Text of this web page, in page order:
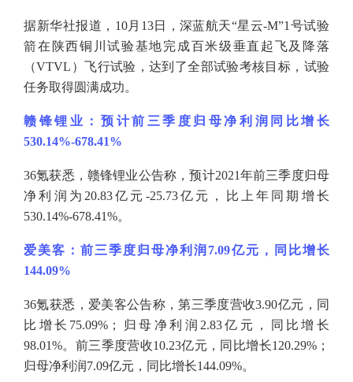
据新华社报道， 10月13日，深蓝航天“星云-M”1号试验
箭在陕西铜川试验基地完成百米级垂直起飞及降落
（VTVL）飞行试验，达到了全部试验考核目标，试验
任务取得圆满成功。
赣锋锂业：预计前三季度归母净利润同比增长
530.14%-678.41%
36氪获悉，赣锋锂业公告称，预计2021年前三季度归母
净利润为20.83亿元-25.73亿元，比上年同期增长
530.14%-678.41%。
爱美客：前三季度归母净利润 7.09亿元，同比增长
144.09%
36氪获悉，爱美客公告称，第三季度营收3.90亿元，同
比增长75.09%；归母净利润2.83亿元，同比增长
98.01%。前三季度营收10.23亿元，同比增长120.29%；
归母净利润7.09亿元，同比增长144.09%。